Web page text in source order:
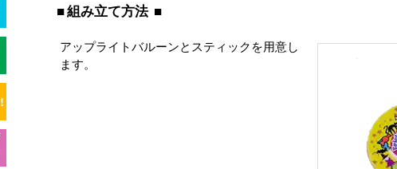
組み立て方法
アップライトバルーンとスティックを用意し
ます。